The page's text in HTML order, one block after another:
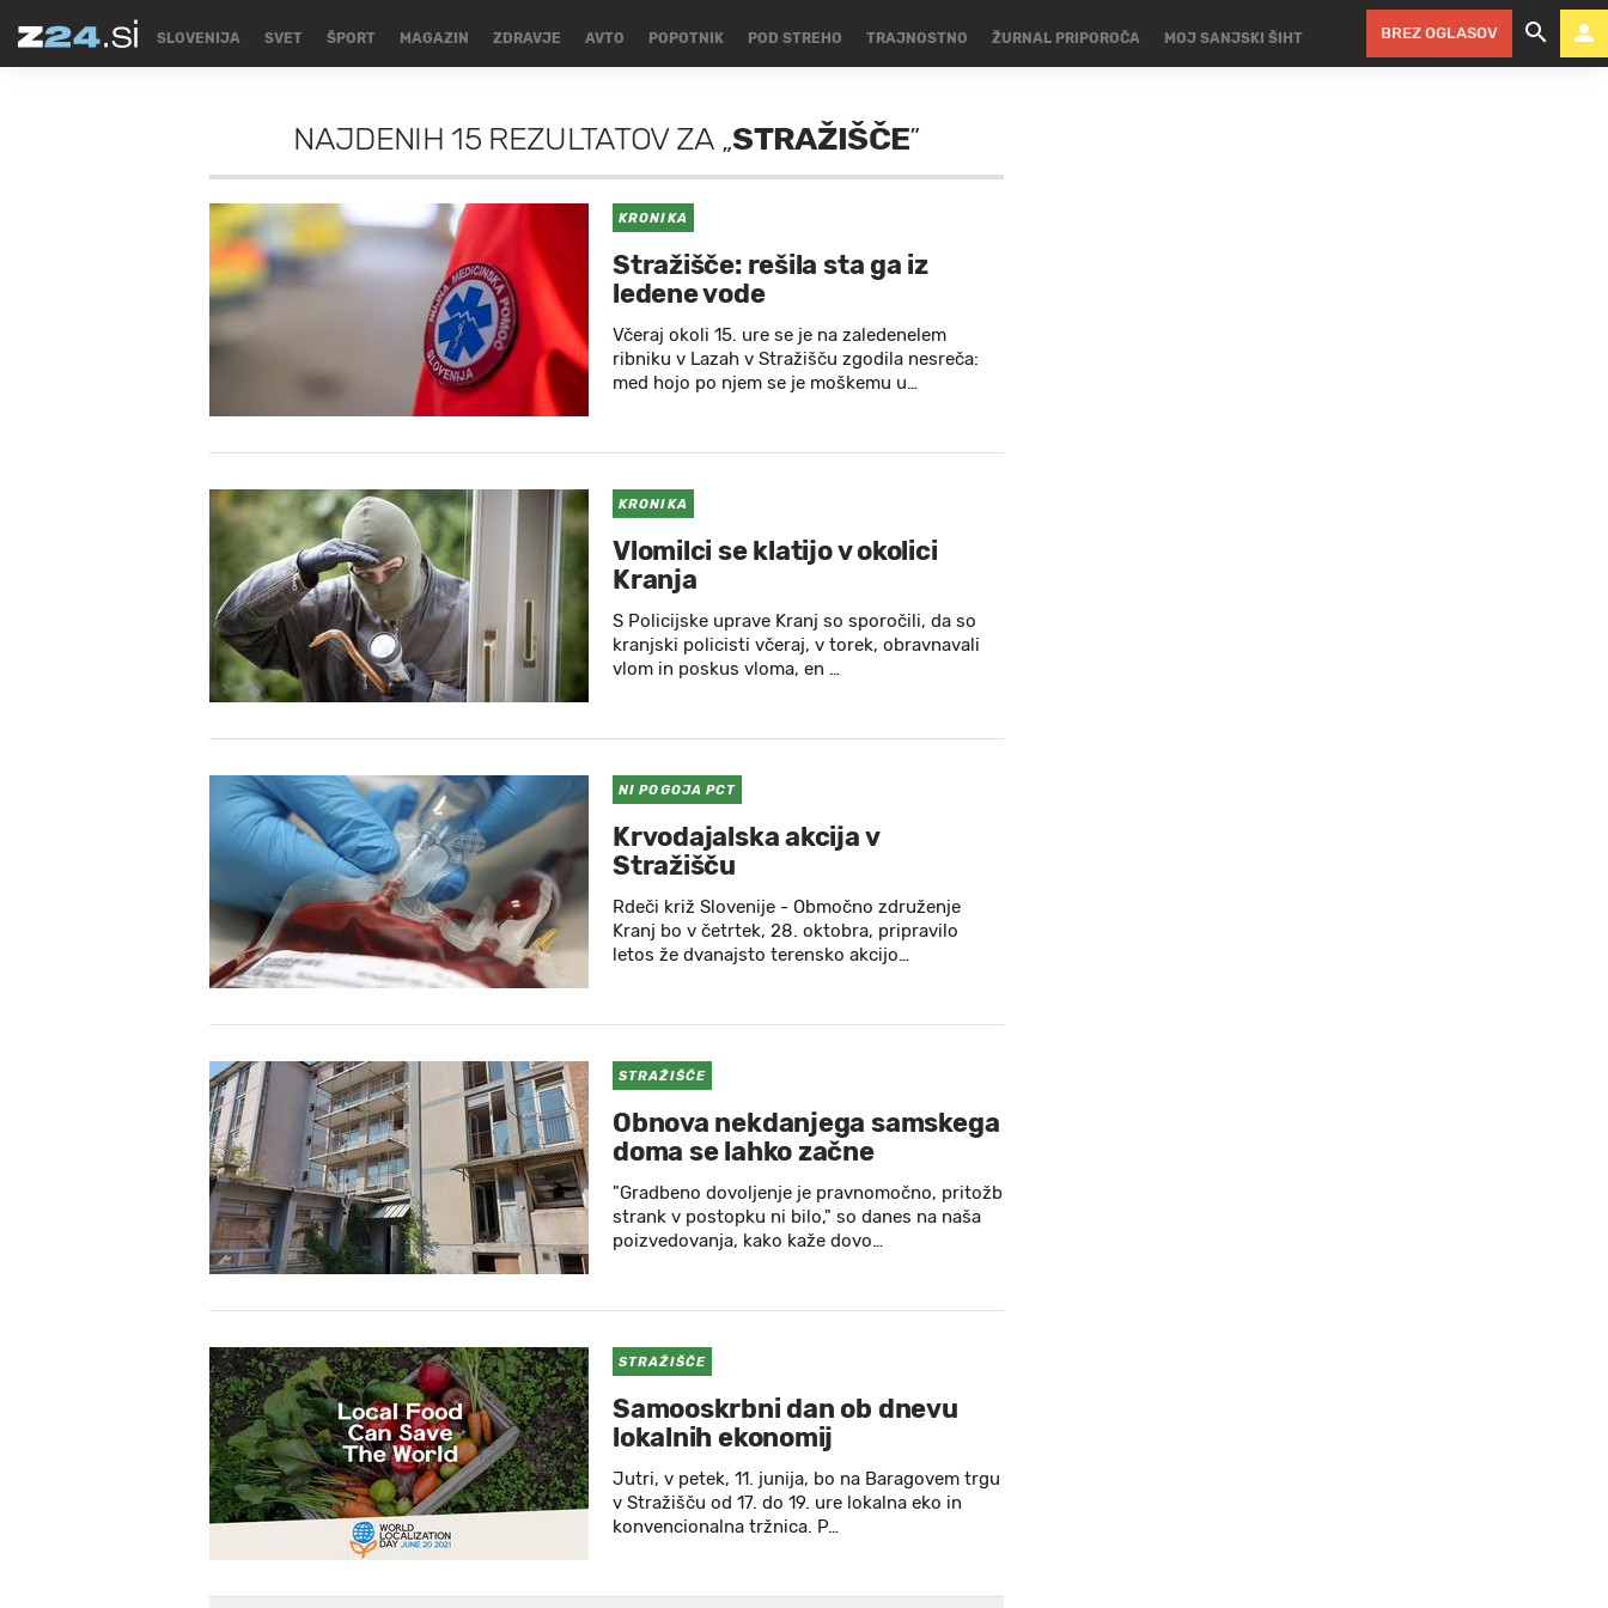
SLOVENIJA SVET ŠPORT MAGAZIN ZDRAVJE AVTO POPOTNIK POD STREHO TRAJNOSTNO ŽURNAL PRIPOROČA MOJ SANJSKI ŠIHT BREZ OGLASOV
NAJDENIH 15 REZULTATOVZA„STRAŽIŠČE”
KRONIKA
Stražišče: rešila sta ga iz
ledene vode
Včeraj okoli 15. ure se je na zaledenelem
ribniku v Lazah v Stražišču zgodila nesreča:
med hojo po njem se je moškemu u…
KRONIKA
Vlomilci se klatijo v okolici
Kranja
S Policijske uprave Kranj so sporočili, da so
kranjski policisti včeraj, v torek, obravnavali
vlom in poskus vloma, en …
NI POGOJA PCT
Krvodajalska akcija v
Stražišču
Rdeči križ Slovenije - Območno združenje
Kranj bo v četrtek, 28. oktobra, pripravilo
letos že dvanajsto terensko akcijo…
STRAŽIŠČE
Obnova nekdanjega samskega
doma se lahko začne
"Gradbeno dovoljenje je pravnomočno, pritožb
strank v postopku ni bilo," so danes na naša
poizvedovanja, kako kaže dovo…
STRAŽIŠČE
Samooskrbni dan ob dnevu
lokalnih ekonomij
Jutri, v petek, 11. junija, bo na Baragovem trgu
v Stražišču od 17. do 19. ure lokalna eko in
konvencionalna tržnica. P…